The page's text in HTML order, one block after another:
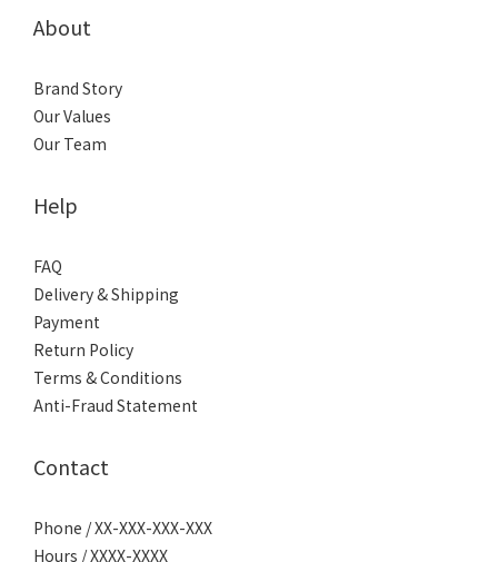
About
Brand Story
Our Values
Our Team
Help
FAQ
Delivery & Shipping
Payment
Return Policy
Terms & Conditions
Anti-Fraud Statement
Contact
Phone / XX-XXX-XXX-XXX
Hours / XXXX-XXXX